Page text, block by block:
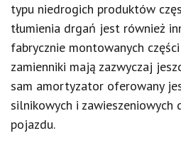
typu niedrogich produktów
tłumienia drgań jest również
fabrycznie montowanych
zamienniki mają zazwyczaj
sam amortyzator oferowany
silnikowych i zawieszeniowych
pojazdu.